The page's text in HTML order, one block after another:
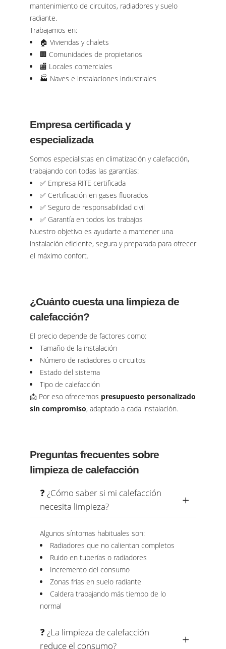
mantenimiento de circuitos, radiadores y suelo
radiante.
Trabajamos en:
🏠 Viviendas y chalets
🏢 Comunidades de propietarios
🏬 Locales comerciales
🏭 Naves e instalaciones industriales
Empresa certificada y
especializada
Somos especialistas en climatización y calefacción,
trabajando con todas las garantías:
✅ Empresa RITE certificada
✅ Certificación en gases fluorados
✅ Seguro de responsabilidad civil
✅ Garantía en todos los trabajos
Nuestro objetivo es ayudarte a mantener una
instalación eficiente, segura y preparada para ofrecer
el máximo confort.
¿Cuánto cuesta una limpieza de
calefacción?
El precio depende de factores como:
Tamaño de la instalación
Número de radiadores o circuitos
Estado del sistema
Tipo de calefacción
📩 Por eso ofrecemos presupuesto personalizado
sin compromiso, adaptado a cada instalación.
Preguntas frecuentes sobre
limpieza de calefacción
❓ ¿Cómo saber si mi calefacción
necesita limpieza?
Algunos síntomas habituales son:
Radiadores que no calientan completos
Ruido en tuberías o radiadores
Incremento del consumo
Zonas frías en suelo radiante
Caldera trabajando más tiempo de lo
normal
❓ ¿La limpieza de calefacción
reduce el consumo?